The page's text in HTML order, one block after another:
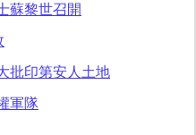
蘇黎世召開
批印第安人土地
軍隊